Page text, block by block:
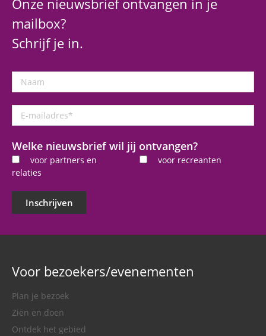
mailbox?
Schrijf je in.
Naam
mailadres
Welke nieuwsbrief wil jij ontvangen?
voor partners en
relaties
voor recreanten
Inschrijven
Voor bezoekers/evenementen
Plan je bezoek
Zien en doen
Ontdek het gebied